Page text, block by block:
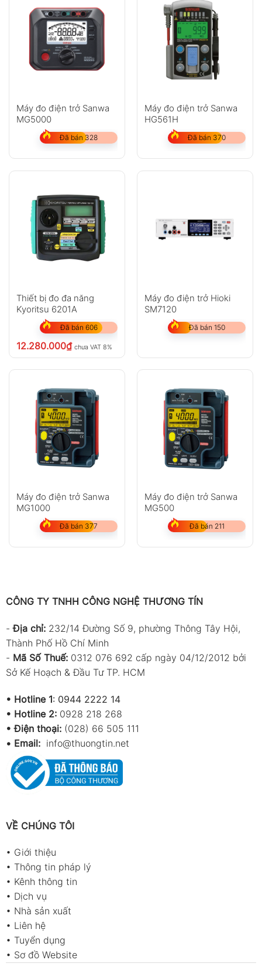
Máy đo điện trở Sanwa
MG5000
Đã bán 328
Máy đo điện trở Sanwa
HG561H
Đã bán 370
Thiết bị đo đa năng
Kyoritsu 6201A
Đã bán 606
12.280.000₫ chưa VAT 8%
Máy đo điện trở Hioki
SM7120
Đã bán 150
Máy đo điện trở Sanwa
MG1000
Đã bán 377
Máy đo điện trở Sanwa
MG500
Đã bán 211
CÔNG TY TNHH CÔNG NGHỆ THƯƠNG TÍN
-Địa chỉ: 232/14 Đường Số 9, phường Thông Tây Hội,
Thành Phố Hồ Chí Minh
- Mã Số Thuế: 0312 076 692 cấp ngày 04/12/2012 bởi
Sở Kế Hoạch & Đầu Tư TP. HCM
• Hotline 1: 0944 2222 14
• Hotline 2: 0928 218 268
• Điện thoại: (028) 66 505 111
• Email: info@thuongtin.net
VỀ CHÚNG TÔI
• Giới thiệu
• Thông tin pháp lý
• Kênh thông tin
• Dịch vụ
• Nhà sản xuất
• Liên hệ
• Tuyển dụng
• Sơ đồ Website